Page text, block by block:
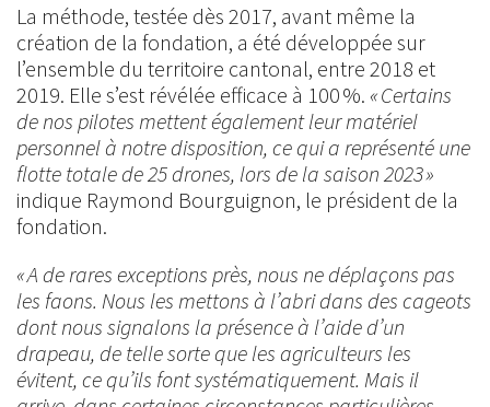
La méthode, testée dès 2017, avant même la
création de la fondation, a été développée sur
l’ensemble du territoire cantonal, entre 2018 et
2019. Elle s’est révélée efficace à 100 %. « Certains
de nos pilotes mettent également leur matériel
personnel à notre disposition, ce qui a représenté une
flotte totale de 25 drones, lors de la saison 2023 »
indique Raymond Bourguignon, le président de la
fondation.
« A de rares exceptions près, nous ne déplaçons pas
les faons. Nous les mettons à l’abri dans des cageots
dont nous signalons la présence à l’aide d’un
drapeau, de telle sorte que les agriculteurs les
évitent, ce qu’ils font systématiquement. Mais il